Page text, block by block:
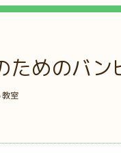
ためのバン
室